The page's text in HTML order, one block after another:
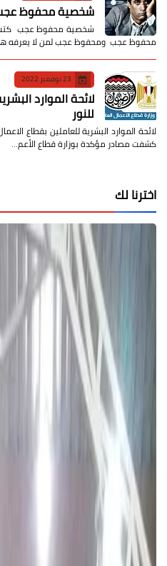
شخصية محفوظ
شخصية محفوظ عجب كتب
محفوظ عجب ومحفوظ عجب لمن لا يعرفه هو
23 نوفمبر 2022
لائحة الموارد
للنور
لائحة الموارد البشرية للعاملين بقطاع
كشفت مصادر مؤكدة بوزارة قطاع الأعم…
اخترنا لك